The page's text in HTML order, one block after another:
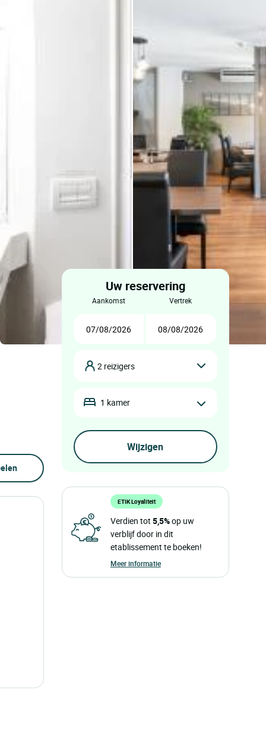
Uw reservering
aankomst vertrek
2 reizigers
1 kamer
ETIK Loyaliteit
Verdien tot 5,5%op uw
verblijf door in dit
etablissement te boeken!
Meer informatie